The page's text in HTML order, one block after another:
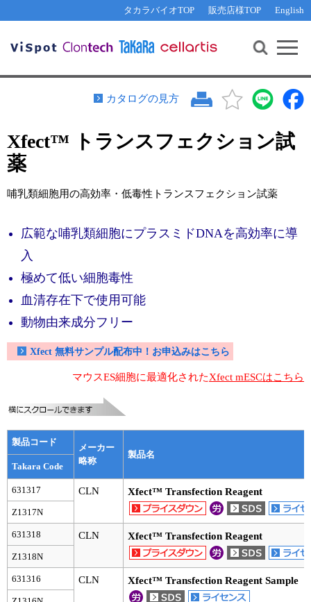
タカラバイオTOP 販売店様TOP English
機能解析・サイレンシング
PCR・等温増幅
リアルタイムPCR（qPCR）
装置・ソフトウェア
サンプル請求
テクニカルサポートライン
その他 ライセンスに関するご相談
遺伝子組換え生物該当製品
研究支援ツール
Cut-Site Navigator 制限酵素切断サイトの検索
In-Fusion Cloning プライマー設計
抗体検索サイト
リアルタイムPCR
プライマー・プローブ検索・注文
機器ソフトウェア・ベクター配列ダウンロード
ラーニングセンター
リアルタイムPCR実験ガイド
遺伝子検査ガイド（食品・水質・家畜他）
NGSポータルサイト
幹細胞・再生医療研究ガイド
クローニング実験ガイド
細胞選択ガイド
エピジェネティクス実験ガイド
RNAi実験ガイド
アプリケーションノート
お問い合わせ WEB会員登録
カタログの見方
Xfect™ トランスフェクション試
薬
哺乳類細胞用の高効率・低毒性トランスフェクション試薬
広範な哺乳類細胞にプラスミドDNAを高効率に導
入
極めて低い細胞毒性
血清存在下で使用可能
動物由来成分フリー
Xfect 無料サンプル配布中！お申込みはこちら
マウスES細胞に最適化されたXfect mESCはこちら
製品コード
メーカー
略称
製品名
Takara Code
631317 CLN Xfect™ Transfection Reagent
Z1317N
631318 CLN Xfect™ Transfection Reagent
Z1318N
631316 CLN Xfect™ Transfection Reagent Sample